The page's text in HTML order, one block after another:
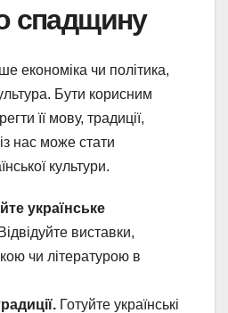
спадщину
економіка чи політика,
Бути корисним
її мову, традиції,
нас може стати
культури.
українське
Відвідуйте виставки,
чи літературою в
Готуйте українські